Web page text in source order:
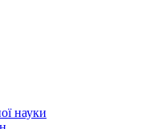
науки